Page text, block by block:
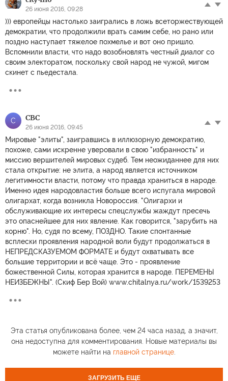
26 июня 2016, 09:28
))) европейцы настолько заигрались в ложь всеторжествующей
демократии, что продолжили врать самим себе, но рано или
поздно наступает тяжелое похмелье и вот оно пришло.
Вспомнили власти, что надо возобновлять честный диалог со
своим электоратом, поскольку свой народ не чужой, мигом
скинет с пьедестала.
С СВС
26 июня 2016, 09:45
Мировые "элиты", заигравшись в иллюзорную демократию,
похоже, сами искренне уверовали в свою "избранность" и
миссию вершителей мировых судеб. Тем неожиданнее для них
стала открытие: не элита, а народ является источником
легитимности власти, потому что правда храниться в народе.
Именно идея народовластия больше всего испугала мировой
олигархат, когда возникла Новороссия. "Олигархи и
обслуживающие их интересы спецслужбы жаждут пресечь
это опаснейшее для них явление. Как говорится, "зарубить на
корню". Но, судя по всему, ПОЗДНО. Такие спонтанные
всплески проявления народной воли будут продолжаться в
НЕПРЕДСКАЗУЕМОМ ФОРМАТЕ и будут охватывать все
большие территории и всё чаще. Это - проявление
божественной Силы, которая хранится в народе. ПЕРЕМЕНЫ
НЕИЗБЕЖНЫ". (Скиф Бер Вой) www.chitalnya.ru/work/1539253
Эта статья опубликована более, чем 24 часа назад, а значит,
она недоступна для комментирования. Новые материалы вы
можете найти на главной странице.
ЗАГРУЗИТЬ ЕЩЕ